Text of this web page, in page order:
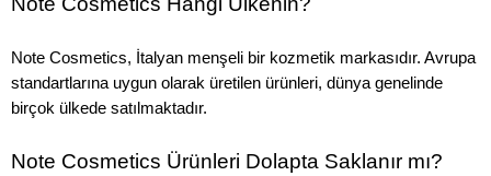
Note Cosmetics, İtalyan menşeli bir kozmetik markasıdır. Avrupa
standartlarına uygun olarak üretilen ürünleri, dünya genelinde
birçok ülkede satılmaktadır.
Note Cosmetics Ürünleri Dolapta Saklanır mı?